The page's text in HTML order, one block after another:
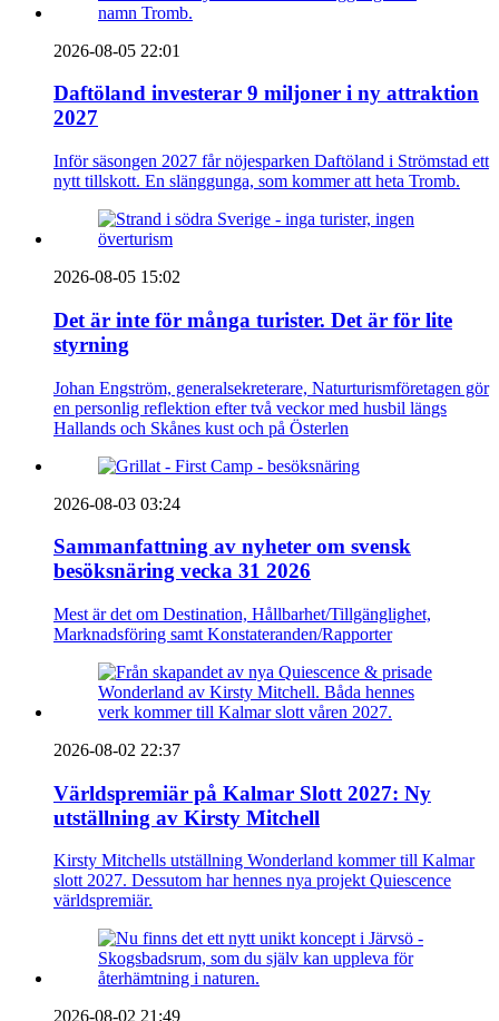
2026-08-05 22:01
Daftöland investerar 9 miljoner i ny attraktion
2027
Inför säsongen 2027 får nöjesparken Daftöland i Strömstad ett
nytt tillskott. En slänggunga, som kommer att heta Tromb.
2026-08-05 15:02
Det är inte för många turister. Det är för lite
styrning
Johan Engström, generalsekreterare, Naturturismföretagen gör
en personlig reflektion efter två veckor med husbil längs
Hallands och Skånes kust och på Österlen
2026-08-03 03:24
Sammanfattning av nyheter om svensk
besöksnäring vecka 31 2026
Mest är det om Destination, Hållbarhet/Tillgänglighet,
Marknadsföring samt Konstateranden/Rapporter
2026-08-02 22:37
Världspremiär på Kalmar Slott 2027: Ny
utställning av Kirsty Mitchell
Kirsty Mitchells utställning Wonderland kommer till Kalmar
slott 2027. Dessutom har hennes nya projekt Quiescence
världspremiär.
2026-08-02 21:49